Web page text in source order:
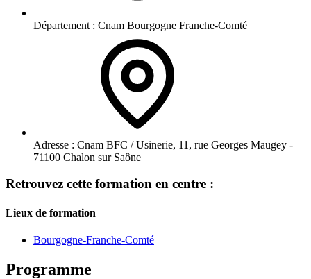
Département : Cnam Bourgogne Franche-Comté
Adresse : Cnam BFC / Usinerie, 11, rue Georges Maugey -
71100 Chalon sur Saône
Retrouvez cette formation en centre :
Lieux de formation
Bourgogne-Franche-Comté
Programme